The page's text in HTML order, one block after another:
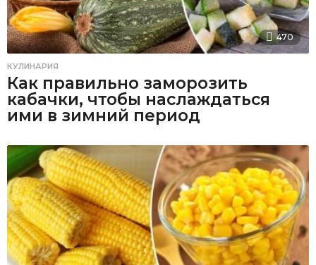
470
КУЛИНАРИЯ
Как правильно заморозить
кабачки, чтобы наслаждаться
ими в зимний период